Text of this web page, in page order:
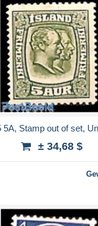
5A, Stamp out of set,
± 34,68 $